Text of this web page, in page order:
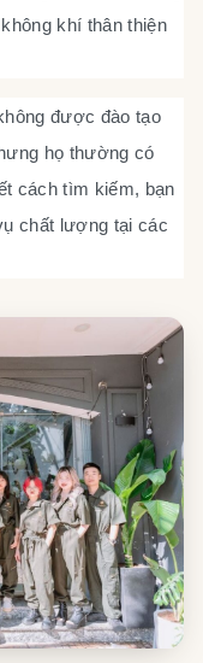
khí thân thiện
được đào tạo
họ thường có
cách tìm kiếm, bạn
chất lượng tại các